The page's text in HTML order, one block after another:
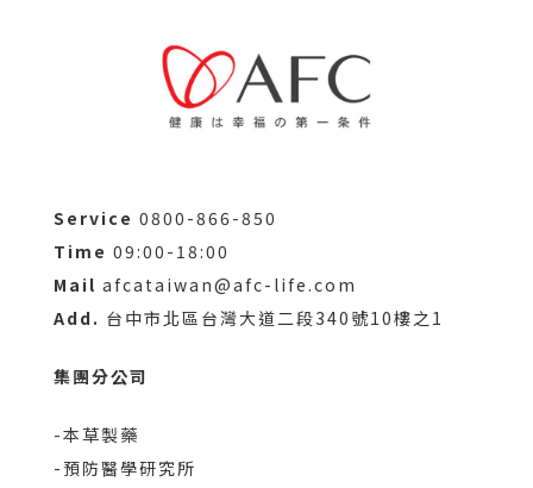
Service 0800-866-850
Time 09:00-18:00
Mail afcataiwan@afc-life.com
Add. 台中市北區台灣大道二段340號10樓之1
集團分公司
-本草製藥
-預防醫學研究所